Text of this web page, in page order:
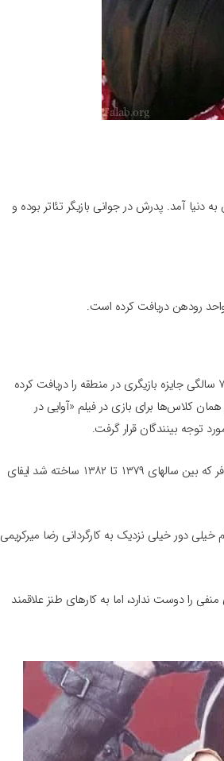
زن ایرانی است که هشتم آذر ماه سال ۱۳۵۶ در تهران به دنیا آمد. پدرش در جوانی بازیگر تئاتر بوده و
رودهن دریافت کرده است.
خانم حمیدی می گوید از اول دبستان چند کلاس بازیگری رفته و اولین بار در سن ۷ سالگی جایزه بازیگری در منطقه را دریافت کرده
کرد . و در همان کلاس‌ها برای بازی در فیلم «آوایی در
خانم حمیدی اولین بار در سریال آتش و شبنم به کارگردانی محمد ابراهیم سلطانی فر که بین سالهای ۱۳۷۹ تا ۱۳۸۲ ساخته شد ایفای
دور خیلی نزدیک به کارگردانی رضا میرکریمی
را دوست ندارد، اما به کارهای طنز علاقمند